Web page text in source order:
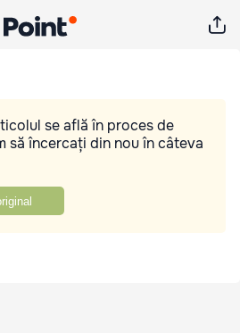
se află în proces de
să încercați din nou în câteva